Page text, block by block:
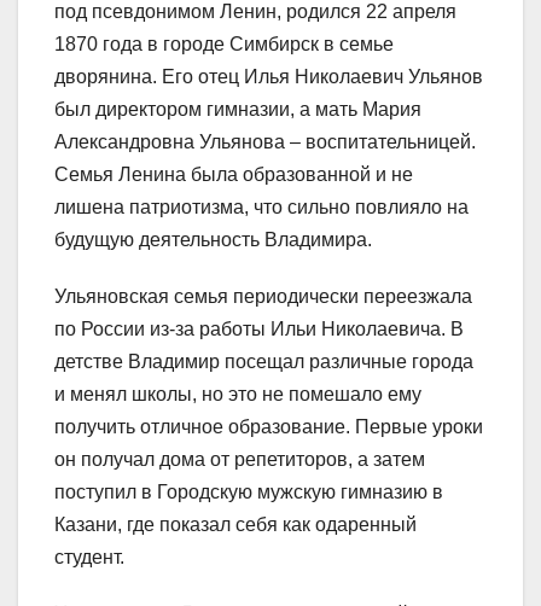
под псевдонимом Ленин, родился 22 апреля
1870 года в городе Симбирск в семье
дворянина. Его отец Илья Николаевич Ульянов
был директором гимназии, а мать Мария
Александровна Ульянова – воспитательницей.
Семья Ленина была образованной и не
лишена патриотизма, что сильно повлияло на
будущую деятельность Владимира.
Ульяновская семья периодически переезжала
по России из-за работы Ильи Николаевича. В
детстве Владимир посещал различные города
и менял школы, но это не помешало ему
получить отличное образование. Первые уроки
он получал дома от репетиторов, а затем
поступил в Городскую мужскую гимназию в
Казани, где показал себя как одаренный
студент.